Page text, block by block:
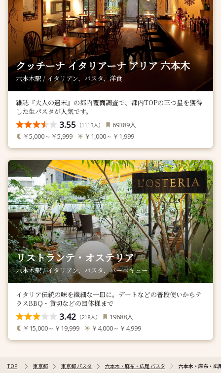
クッチーナ イタリアーナ アリア 六本木
六本木駅 / イタリアン、パスタ、洋食
雑誌『大人の週末』の都内覆面調査で、都内TOPの三つ星を獲得
した生パスタが人気です。
3.55 （1113人） 69389人
￥5,000～￥5,999 ￥1,000～￥1,999
リストランテ・オステリア
六本木駅 / イタリアン、パスタ、バーベキュー
イタリア伝統の味を繊細な一皿に。デートなどの普段使いからテ
ラスBBQ・貸切などの団体様まで
3.42 （218人） 19688人
￥15,000～￥19,999 ￥4,000～￥4,999
TOP 東京都 東京都 パスタ 六本木・麻布・広尾 パスタ 六本木・麻布・広